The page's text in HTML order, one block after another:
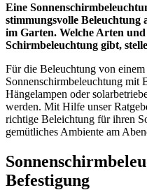
Eine
stimmungsvolle Beleuchtung
im Garten. Welche Arten
Schirmbeleuchtung gibt,
Für die Beleuchtung von
Sonnenschirmbeleuchtung mit
Hängelampen oder
werden. Mit Hilfe unser
richtige Beleichtung für ihren
gemütliches Ambiente am
Befestigung